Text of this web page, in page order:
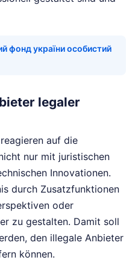
фонд україни особистий
legaler
auf die
nur mit juristischen
Innovationen.
durch Zusatzfunktionen
oder
zu gestalten. Damit soll
den illegale Anbieter
können.